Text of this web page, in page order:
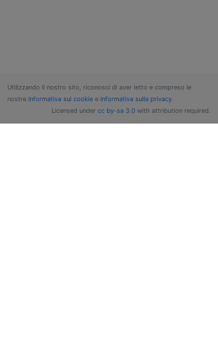
Utilizzando il nostro sito, riconosci di aver letto e compreso le
nostre Informativa sui cookie e Informativa sulla privacy.
Licensed under cc by-sa 3.0 with attribution required.